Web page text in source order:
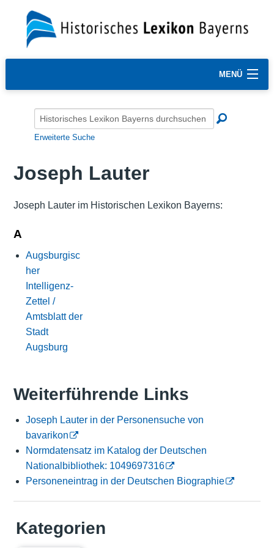
MENÜ
Erweiterte Suche
Joseph Lauter
Joseph Lauter im Historischen Lexikon Bayerns:
A
Augsburgisc
her
Intelligenz-
Zettel /
Amtsblatt der
Stadt
Augsburg
Weiterführende Links
Joseph Lauter in der Personensuche von
bavarikon
Normdatensatz im Katalog der Deutschen
Nationalbibliothek: 1049697316
Personeneintrag in der Deutschen Biographie
Kategorien